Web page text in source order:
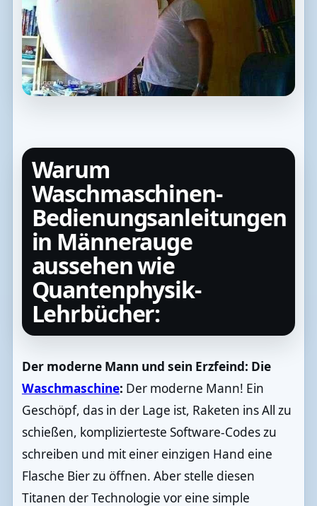
Warum
Waschmaschinen-
Bedienungsanleitungen
in Männerauge
aussehen wie
Quantenphysik-
Lehrbücher:
Der moderne Mann und sein Erzfeind: Die
Waschmaschine: Der moderne Mann! Ein
Geschöpf, das in der Lage ist, Raketen ins All zu
schießen, komplizierteste Software-Codes zu
schreiben und mit einer einzigen Hand eine
Flasche Bier zu öffnen. Aber stelle diesen
Titanen der Technologie vor eine simple